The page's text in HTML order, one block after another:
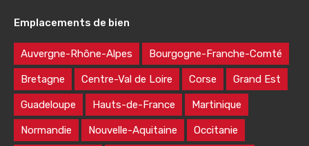
Emplacements de bien
Auvergne-Rhône-Alpes Bourgogne-Franche-Comté
Bretagne Centre-Val de Loire Corse Grand Est
Guadeloupe Hauts-de-France Martinique
Normandie Nouvelle-Aquitaine Occitanie